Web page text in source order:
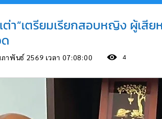
ต่า“เตรียมเรียกสอบหญิง ผู้เสี
าพันธ์ 2569 เวลา 07:08:00 4